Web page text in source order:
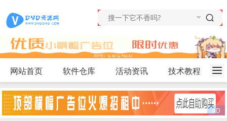
网站首页 软件仓库 活动资讯 技术教程